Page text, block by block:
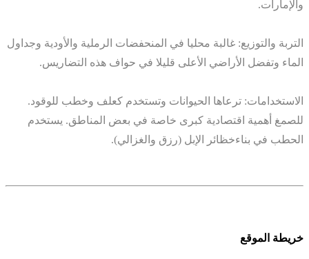
والإمارات.
التربة والتوزيع: غالبة محليا في المنحفضات الرملية والأودية وجداول
الماء وتفضل الأراضي الأعلى قليلا في حواف هذه التضاريس.
الاستخدامات: ترعاها الحيوانات وتستخدم كعلف وخطب للوقود.
للصمغ أهمية اقتصادية كبرى خاصة في بعض المناطق. يستخدم
الحطب في بناءخظائر الإبل (رزق والغزالي).
خريطة الموقع